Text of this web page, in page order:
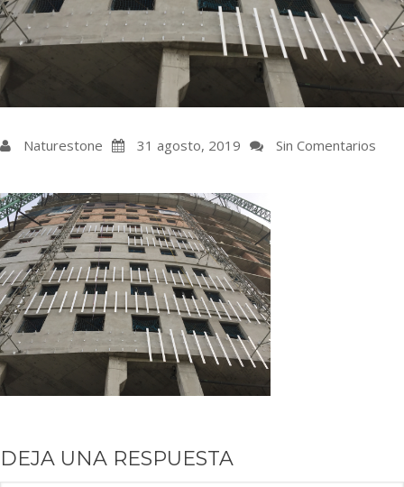
Naturestone 31 agosto, 2019 Sin Comentarios
DEJA UNA RESPUESTA